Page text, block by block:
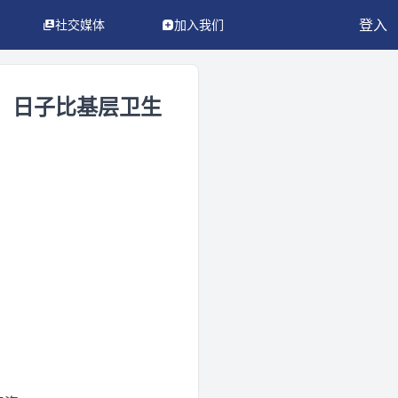
社交媒体 加入我们 登入
日子比基层卫生